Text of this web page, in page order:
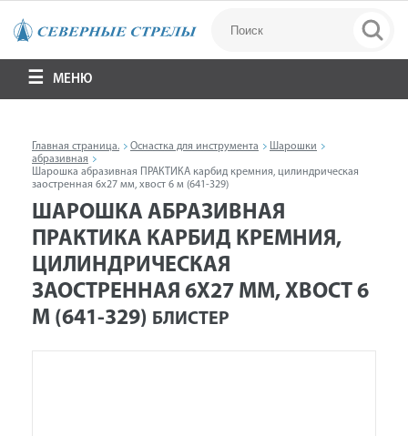
МЕНЮ
Главная страница. Оснастка для инструмента
Шарошки
абразивная
Шарошка абразивная ПРАКТИКА карбид кремния, цилиндрическая
заостренная 6х27 мм, хвост 6 м (641-329)
ШАРОШКА АБРАЗИВНАЯ
ПРАКТИКА КАРБИД КРЕМНИЯ,
ЦИЛИНДРИЧЕСКАЯ
ЗАОСТРЕННАЯ 6Х27 ММ, ХВОСТ 6
М (641-329) БЛИСТЕР